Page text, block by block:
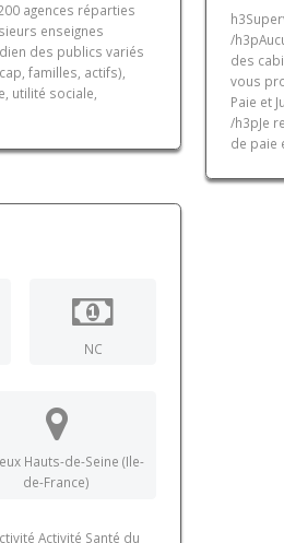
agences réparties
enseignes
des publics variés
familles, actifs),
utilité sociale,
/
des
vous
Paie et
/h3pJe
de paie
NC
Hauts-de-Seine (Ile-
de-France)
Activité Santé du